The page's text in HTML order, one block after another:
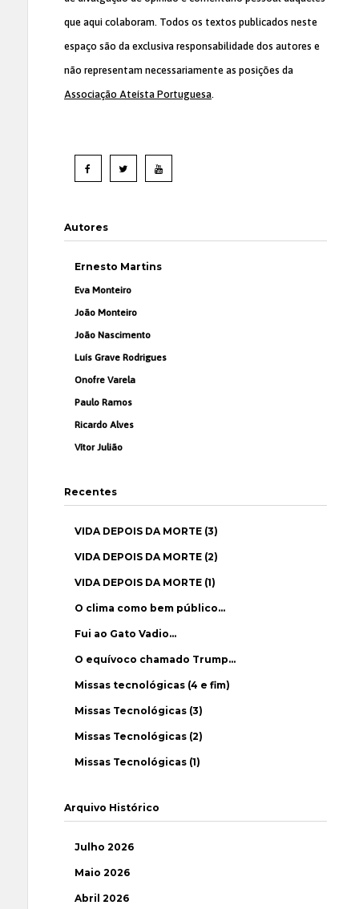
que aqui colaboram. Todos os textos publicados neste
espaço são da exclusiva responsabilidade dos autores e
não representam necessariamente as posições da
Associação Ateísta Portuguesa.
Autores
Ernesto Martins
Eva Monteiro
João Monteiro
João Nascimento
Luís Grave Rodrigues
Onofre Varela
Paulo Ramos
Ricardo Alves
Vítor Julião
Recentes
VIDA DEPOIS DA MORTE (3)
VIDA DEPOIS DA MORTE (2)
VIDA DEPOIS DA MORTE (1)
O clima como bem público…
Fui ao Gato Vadio…
O equívoco chamado Trump…
Missas tecnológicas (4 e fim)
Missas Tecnológicas (3)
Missas Tecnológicas (2)
Missas Tecnológicas (1)
Arquivo Histórico
Julho 2026
Maio 2026
Abril 2026